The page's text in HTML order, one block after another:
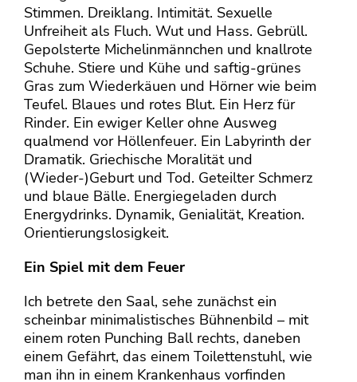
Stimmen. Dreiklang. Intimität. Sexuelle
Unfreiheit als Fluch. Wut und Hass. Gebrüll.
Gepolsterte Michelinmännchen und knallrote
Schuhe. Stiere und Kühe und saftig-grünes
Gras zum Wiederkäuen und Hörner wie beim
Teufel. Blaues und rotes Blut. Ein Herz für
Rinder. Ein ewiger Keller ohne Ausweg
qualmend vor Höllenfeuer. Ein Labyrinth der
Dramatik. Griechische Moralität und
(Wieder-)Geburt und Tod. Geteilter Schmerz
und blaue Bälle. Energiegeladen durch
Energydrinks. Dynamik, Genialität, Kreation.
Orientierungslosigkeit.
Ein Spiel mit dem Feuer
Ich betrete den Saal, sehe zunächst ein
scheinbar minimalistisches Bühnenbild – mit
einem roten Punching Ball rechts, daneben
einem Gefährt, das einem Toilettenstuhl, wie
man ihn in einem Krankenhaus vorfinden